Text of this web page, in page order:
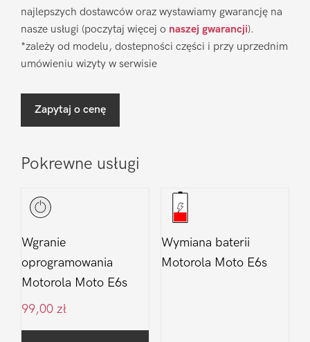
najlepszych dostawców oraz wystawiamy gwarancję na
nasze usługi (poczytaj więcej o naszej gwarancji).
*zależy od modelu, dostepności części i przy uprzednim
umówieniu wizyty w serwisie
Zapytaj o cenę
Pokrewne usługi
Wgranie
oprogramowania
Motorola Moto E6s
99,00 zł
Wymiana baterii
Motorola Moto E6s